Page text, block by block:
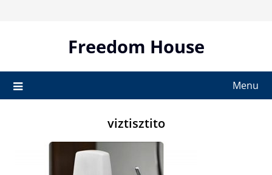
Freedom House
Menu
viztisztito